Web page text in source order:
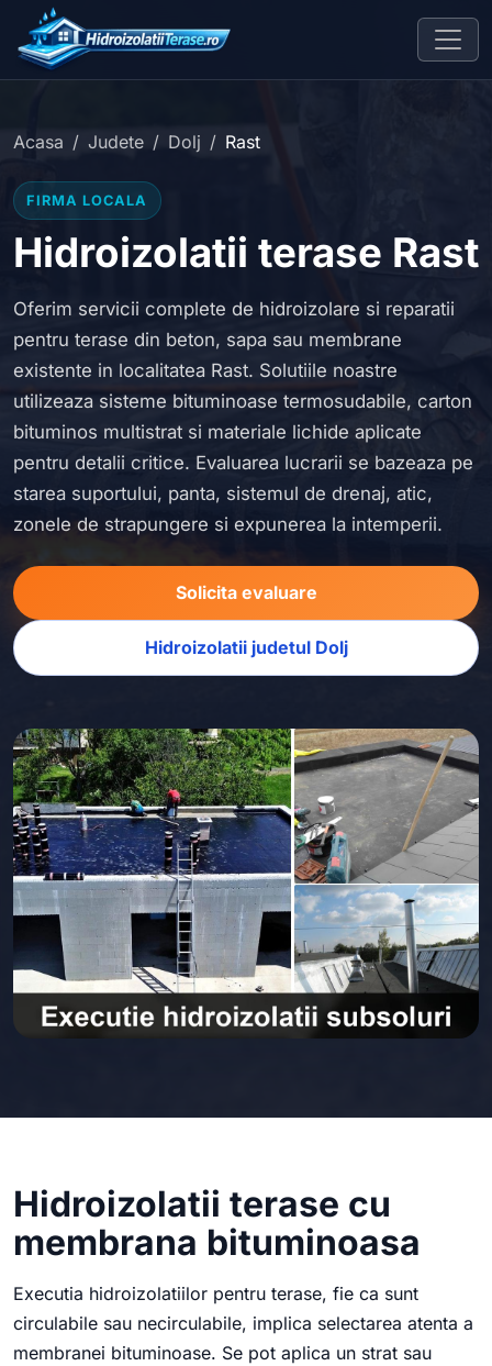
Acasa Judete Dolj Rast
FIRMA LOCALA
Hidroizolatii terase Rast
Oferim servicii complete de hidroizolare si reparatii
pentru terase din beton, sapa sau membrane
existente in localitatea Rast. Solutiile noastre
utilizeaza sisteme bituminoase termosudabile, carton
bituminos multistrat si materiale lichide aplicate
pentru detalii critice. Evaluarea lucrarii se bazeaza pe
starea suportului, panta, sistemul de drenaj, atic,
zonele de strapungere si expunerea la intemperii.
Solicita evaluare
Hidroizolatii judetul Dolj
Hidroizolatii terase cu
membrana bituminoasa
Executia hidroizolatiilor pentru terase, fie ca sunt
circulabile sau necirculabile, implica selectarea atenta a
membranei bituminoase. Se pot aplica un strat sau